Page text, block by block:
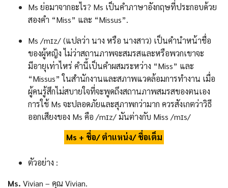
Ms ย่อมาจากอะไร? Ms เป็นคำภาษาอังกฤษที่ประกอบด้วย
สองคำ “Miss” และ “Missus”.
Ms /mɪz/ (แปลว่า นาง หรือ นางสาว) เป็นคำนำหน้าชื่อ
ของผู้หญิง ไม่ว่าสถานภาพจะสมรสและหรือพวกเขาจะ
มีอายุเท่าไหร่ คำนี้เป็นคำผสมระหว่าง “Miss” และ
“Missus” ในสำนักงานและสภาพแวดล้อมการทำงาน เมื่อ
ผู้คนรู้สึกไม่สบายใจที่จะพูดถึงสถานภาพสมรสของตนเอง
การใช้ Ms จะปลอดภัยและสุภาพกว่ามาก ควรสังเกตว่าวิธี
ออกเสียงของ Ms คือ /mɪz/ มันต่างกับ Miss /mɪs/
Ms + ชื่อ/ ตำแหน่ง/ ชื่อเต็ม
ตัวอย่าง :
Ms. Vivian – คุณ Vivian.